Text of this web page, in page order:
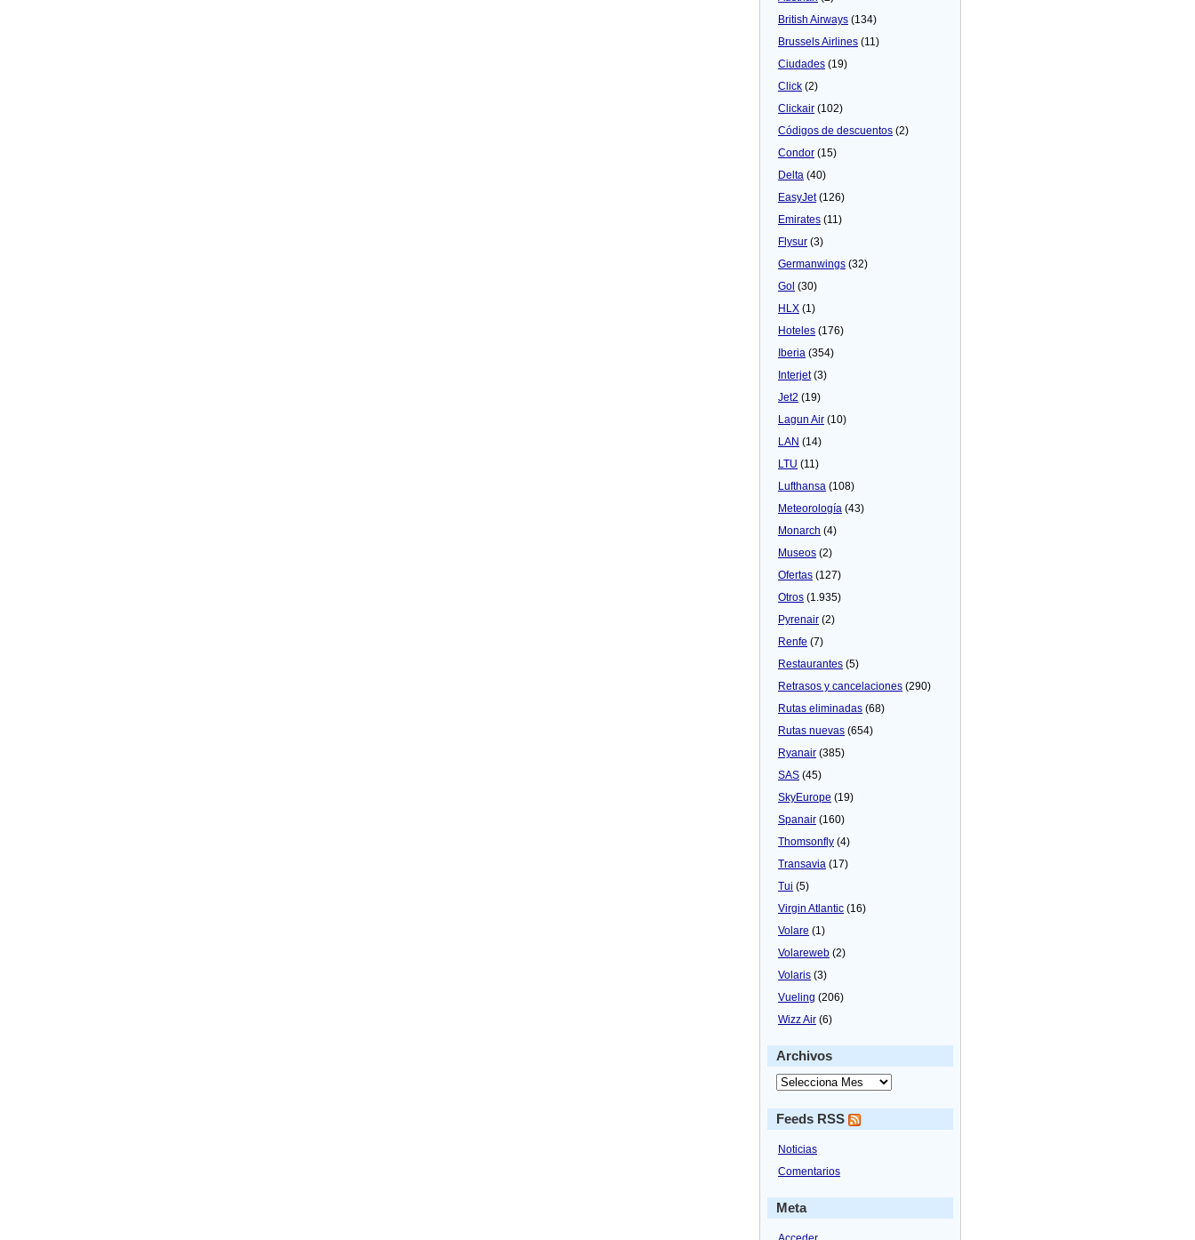
British Airways (134)
Brussels Airlines (11)
Ciudades (19)
Click (2)
Clickair (102)
Códigos de descuentos (2)
Condor (15)
Delta (40)
EasyJet(126)
Emirates (11)
Flysur (3)
Germanwings (32)
Gol (30)
HLX (1)
Hoteles (176)
Iberia (354)
Interjet(3)
Jet2 (19)
Lagun Air (10)
LAN (14)
LTU (11)
Lufthansa (108)
Meteorologí­a (43)
Monarch (4)
Museos (2)
Ofertas (127)
Otros (1.935)
Pyrenair (2)
Renfe (7)
Restaurantes (5)
Retrasos y cancelaciones (290)
Rutas eliminadas (68)
Rutas nuevas (654)
Ryanair (385)
SAS (45)
SkyEurope (19)
Spanair (160)
Thomsonfly (4)
Transavia (17)
Tui (5)
Virgin Atlantic (16)
Volare (1)
Volareweb (2)
Volaris (3)
Vueling (206)
Wizz Air (6)
Archivos
Feeds RSS
Noticias
Comentarios
Meta